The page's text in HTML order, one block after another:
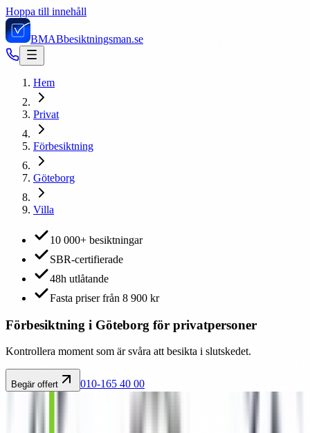
Hoppa till innehåll
BMABbesiktningsman.se
Hem
Privat
Förbesiktning
Göteborg
Villa
10 000+ besiktningar
SBR-certifierade
48h utlåtande
Fasta priser från 8 900 kr
Förbesiktning i Göteborg för privatpersoner
Kontrollera moment som är svåra att besikta i slutskedet.
Begär offert 010-165 40 00